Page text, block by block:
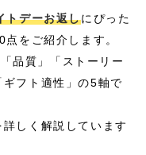
トデーお返しにぴった
をご紹介します。
品質」「ストーリー
フト適性」の5軸で
しく解説しています